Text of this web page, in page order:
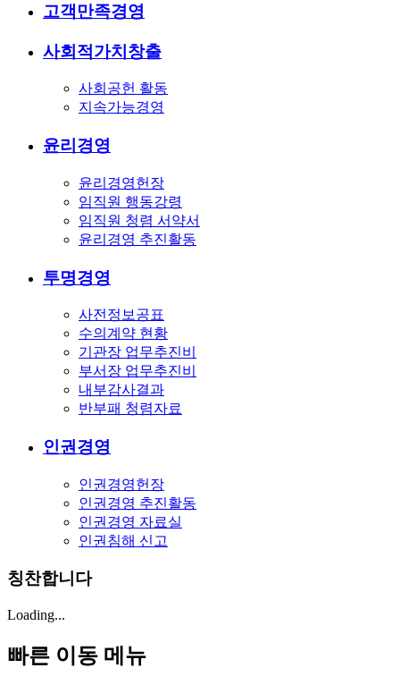
고객만족경영
사회적가치창출
사회공헌 활동
지속가능경영
윤리경영
윤리경영헌장
임직원 행동강령
임직원 청렴 서약서
윤리경영 추진활동
투명경영
사전정보공표
수의계약 현황
기관장 업무추진비
부서장 업무추진비
내부감사결과
반부패 청렴자료
인권경영
인권경영헌장
인권경영 추진활동
인권경영 자료실
인권침해 신고
칭찬합니다
Loading...
빠른 이동 메뉴